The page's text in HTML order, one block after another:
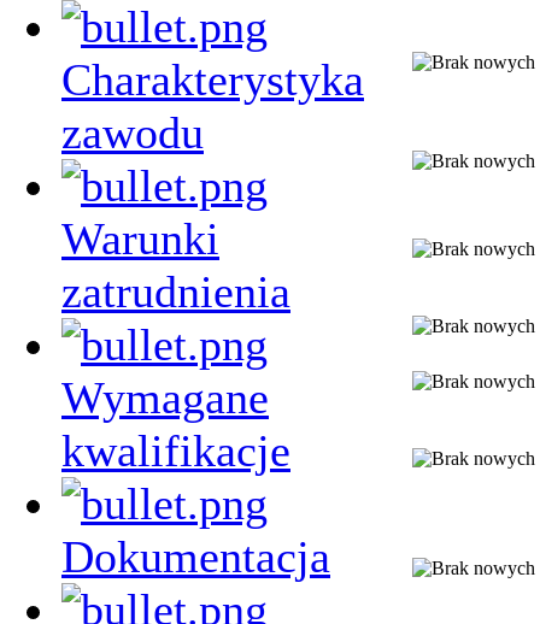
Charakterystyka
zawodu
Warunki
zatrudnienia
Wymagane
kwalifikacje
Dokumentacja